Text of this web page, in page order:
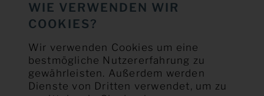
WIE VERWENDEN WIR
COOKIES?
Wir verwenden Cookies um eine
bestmögliche Nutzererfahrung zu
gewährleisten. Außerdem werden
Dienste von Dritten verwendet, um zu